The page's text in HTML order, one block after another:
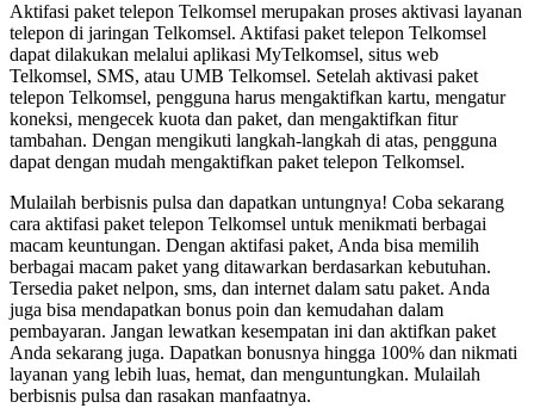
Aktifasi paket telepon Telkomsel merupakan proses aktivasi layanan
telepon di jaringan Telkomsel. Aktifasi paket telepon Telkomsel
dapat dilakukan melalui aplikasi MyTelkomsel, situs web
Telkomsel, SMS, atau UMB Telkomsel. Setelah aktivasi paket
telepon Telkomsel, pengguna harus mengaktifkan kartu, mengatur
koneksi, mengecek kuota dan paket, dan mengaktifkan fitur
tambahan. Dengan mengikuti langkah-langkah di atas, pengguna
dapat dengan mudah mengaktifkan paket telepon Telkomsel.
Mulailah berbisnis pulsa dan dapatkan untungnya! Coba sekarang
cara aktifasi paket telepon Telkomsel untuk menikmati berbagai
macam keuntungan. Dengan aktifasi paket, Anda bisa memilih
berbagai macam paket yang ditawarkan berdasarkan kebutuhan.
Tersedia paket nelpon, sms, dan internet dalam satu paket. Anda
juga bisa mendapatkan bonus poin dan kemudahan dalam
pembayaran. Jangan lewatkan kesempatan ini dan aktifkan paket
Anda sekarang juga. Dapatkan bonusnya hingga 100% dan nikmati
layanan yang lebih luas, hemat, dan menguntungkan. Mulailah
berbisnis pulsa dan rasakan manfaatnya.